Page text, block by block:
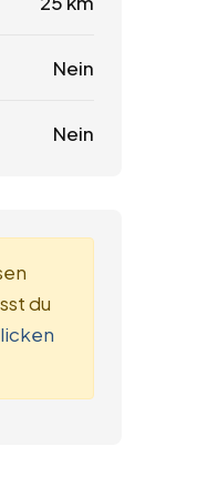
Nein
Nein
du